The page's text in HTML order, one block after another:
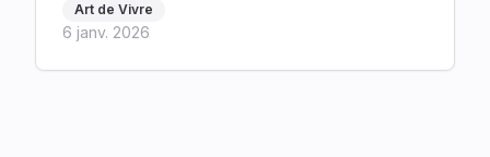
Art de Vivre
6 janv. 2026